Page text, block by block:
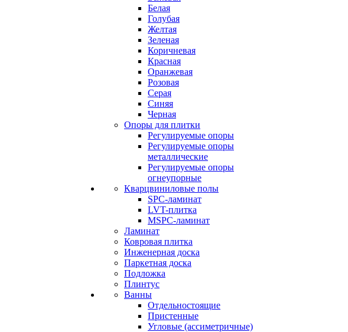
Белая
Голубая
Желтая
Зеленая
Коричневая
Красная
Оранжевая
Розовая
Серая
Синяя
Черная
Опоры для плитки
Регулируемые опоры
Регулируемые опоры
металлические
Регулируемые опоры
огнеупорные
Кварцвиниловые полы
SPC-ламинат
LVT-плитка
MSPC-ламинат
Ламинат
Ковровая плитка
Инженерная доска
Паркетная доска
Подложка
Плинтус
Ванны
Отдельностоящие
Пристенные
Угловые (ассиметричные)